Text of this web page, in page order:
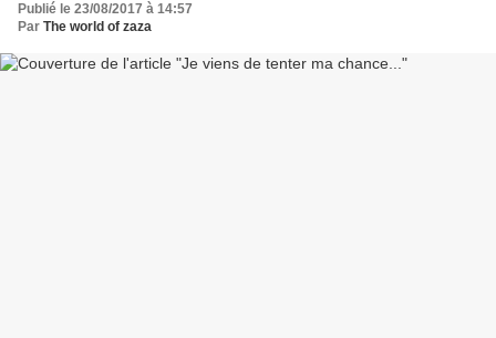
Publié le 23/08/2017 à 14:57
Par The world of zaza